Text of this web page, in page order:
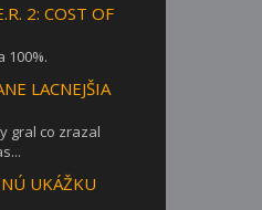
2: COST OF
100%.
LACNEJŠIA
gral co zrazal
UKÁŽKU